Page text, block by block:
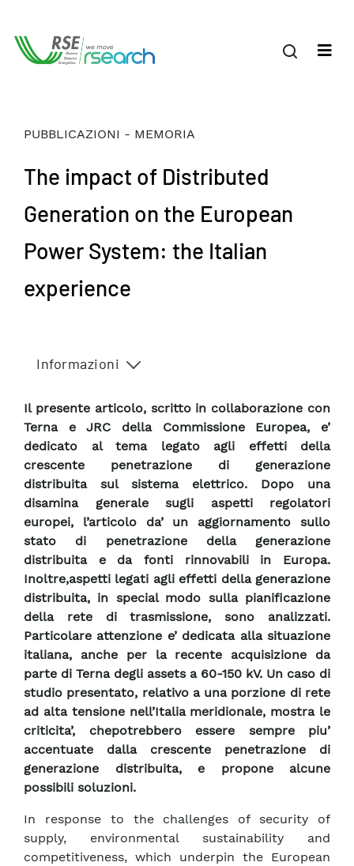
PUBBLICAZIONI - MEMORIA
The impact of Distributed
Generation on the European
Power System: the Italian
experience
Informazioni
Il presente articolo, scritto in collaborazione con
Terna e JRC della Commissione Europea, e’
dedicato al tema legato agli effetti della
crescente penetrazione di generazione
distribuita sul sistema elettrico. Dopo una
disamina generale sugli aspetti regolatori
europei, l’articolo da’ un aggiornamento sullo
stato di penetrazione della generazione
distribuita e da fonti rinnovabili in Europa.
Inoltre,aspetti legati agli effetti della generazione
distribuita, in special modo sulla pianificazione
della rete di trasmissione, sono analizzati.
Particolare attenzione e’ dedicata alla situazione
italiana, anche per la recente acquisizione da
parte di Terna degli assets a 60-150 kV. Un caso di
studio presentato, relativo a una porzione di rete
ad alta tensione nell’Italia meridionale, mostra le
criticita’, chepotrebbero essere sempre piu’
accentuate dalla crescente penetrazione di
generazione distribuita, e propone alcune
possibili soluzioni.
In response to the challenges of security of
supply, environmental sustainability and
competitiveness, which underpin the European